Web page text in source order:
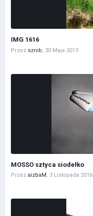
IMG 1616
Przez sznib, 30 Maja 2013
MOSSO sztyca siodełko
Przez aizbaM , 3 Listopada 2016